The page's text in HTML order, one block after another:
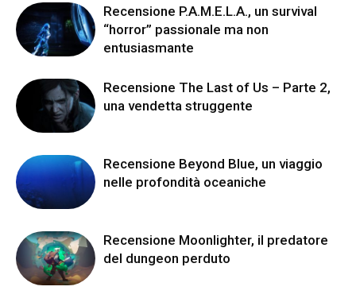
Recensione P.A.M.E.L.A., un survival
“horror” passionale ma non
entusiasmante
Recensione The Last of Us – Parte 2,
una vendetta struggente
Recensione Beyond Blue, un viaggio
nelle profondità oceaniche
Recensione Moonlighter, il predatore
del dungeon perduto